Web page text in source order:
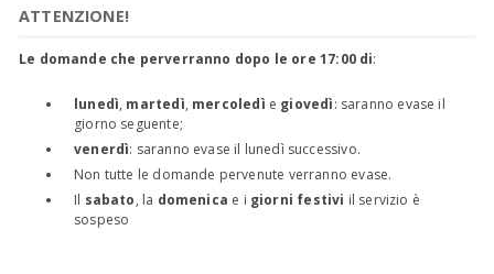
ATTENZIONE!
Le domande che perverranno dopo le ore 17:00 di:
lunedì, martedì, mercoledì e giovedì: saranno evase il
giorno seguente;
venerdì: saranno evase il lunedì successivo.
Non tutte le domande pervenute verranno evase.
Il sabato, la domenica e i giorni festivi il servizio è
sospeso